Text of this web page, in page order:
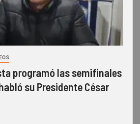
programó las semifinales
su Presidente César